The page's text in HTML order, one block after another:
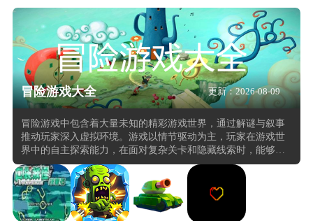
冒险游戏大全 更新：2026-08-09
冒险游戏中包含着大量未知的精彩游戏世界，通过解谜与叙事
推动玩家深入虚拟环境。游戏以情节驱动为主，玩家在游戏世
界中的自主探索能力，在面对复杂关卡和隐藏线索时，能够通
过观察、推理和逻辑判断来推进剧情发展。游戏机制往往围绕
着环境互动展开，玩家需要与场景中的物体、角色或机制进行
交互，解锁新的路径或揭示故事背景。这种设计增强沉浸感，
也使得每一次探索都充满不确定性与惊喜。